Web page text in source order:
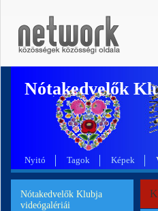
Nótakedvelők
Nyitó Tagok Képek
Nótakedvelők Klubja
videógalériái